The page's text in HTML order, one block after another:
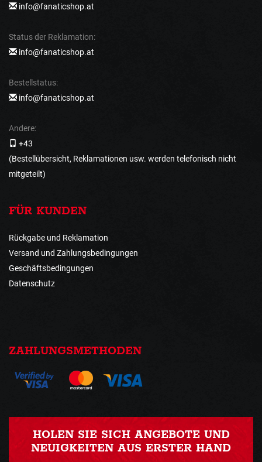
info@fanaticshop.at
Status der Reklamation:
info@fanaticshop.at
Bestellstatus:
info@fanaticshop.at
Andere:
+43
(Bestellübersicht, Reklamationen usw. werden telefonisch nicht
mitgeteilt)
FÜR KUNDEN
Rückgabe und Reklamation
Versand und Zahlungsbedingungen
Geschäftsbedingungen
Datenschutz
ZAHLUNGSMETHODEN
HOLEN SIE SICH ANGEBOTE UND
NEUIGKEITEN AUS ERSTER HAND